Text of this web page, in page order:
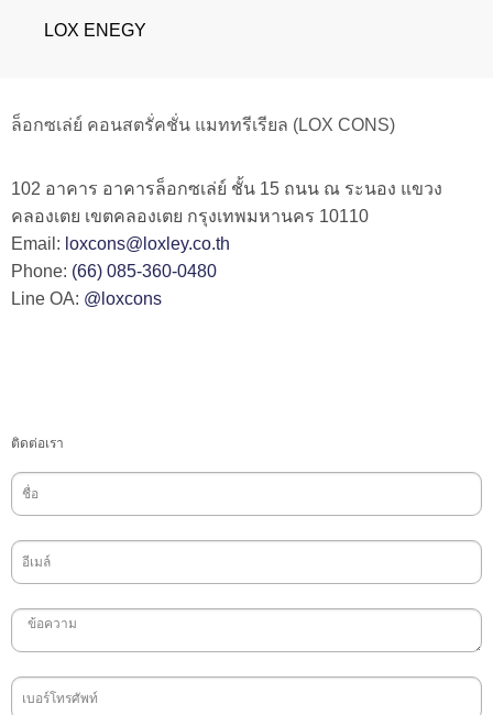
LOX ENEGY
ล็อกซเล่ย์ คอนสตรั่คชั่น แมททรีเรียล (LOX CONS)
102 อาคาร อาคารล็อกซเล่ย์ ชั้น 15 ถนน ณ ระนอง แขวง
คลองเตย เขตคลองเตย กรุงเทพมหานคร 10110
Email: loxcons@loxley.co.th
Phone: (66) 085-360-0480
Line OA: @loxcons
ติดต่อเรา